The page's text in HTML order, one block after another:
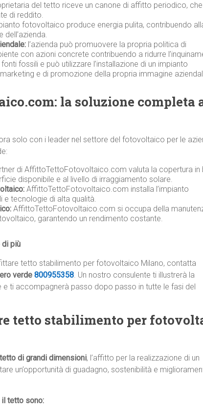
del tetto riceve un canone di affitto periodico,
di reddito.
fotovoltaico produce energia pulita, contribuendo
dell’azienda.
l’azienda può promuovere la propria politica di
con azioni concrete contribuendo a ridurre
fossili e può utilizzare l’installazione di un impianto
e di promozione della propria immagine
la soluzione completa
solo con i leader nel settore del fotovoltaico per le
di AffittoTettoFotovoltaico.com valuta la copertura in
disponibile e al livello di irraggiamento solare.
AffittoTettoFotovoltaico.com installa l’impianto
tecnologie di alta qualità.
AffittoTettoFotovoltaico.com si occupa della
garantendo un rendimento costante.
di più
tetto stabilimento per fotovoltaico Milano, contatta
verde 800955358. Un nostro consulente ti illustrerà la
e ti accompagnerà passo dopo passo in tutte le fasi del
tetto stabilimento per
tetto di grandi dimensioni, l’affitto per la realizzazione di un
un’opportunità di guadagno, sostenibilità e
il tetto sono: